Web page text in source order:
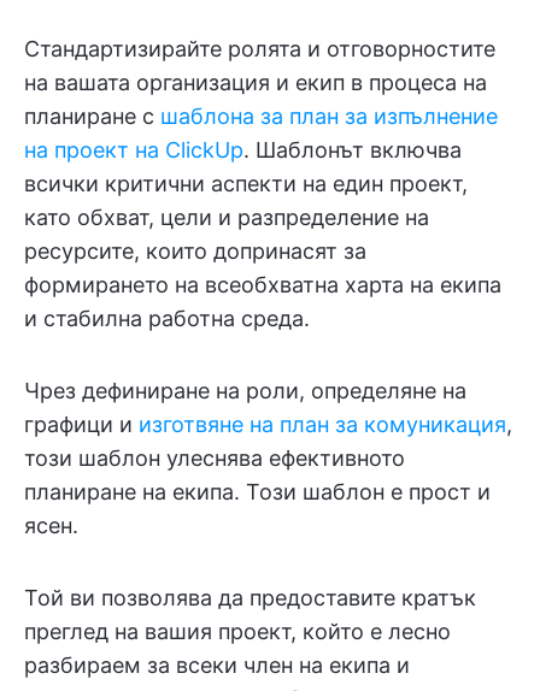
Стандартизирайте ролята и отговорностите
на вашата организация и екип в процеса на
планиране с шаблона за план за изпълнение
на проект на ClickUp. Шаблонът включва
всички критични аспекти на един проект,
като обхват, цели и разпределение на
ресурсите, които допринасят за
формирането на всеобхватна харта на екипа
и стабилна работна среда.
Чрез дефиниране на роли, определяне на
графици и изготвяне на план за комуникация,
този шаблон улеснява ефективното
планиране на екипа. Този шаблон е прост и
ясен.
Той ви позволява да предоставите кратък
преглед на вашия проект, който е лесно
разбираем за всеки член на екипа и